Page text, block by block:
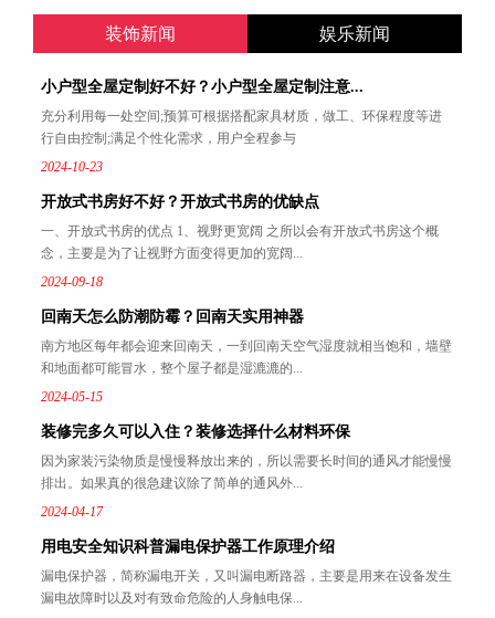
装饰新闻 娱乐新闻
小户型全屋定制好不好？小户型全屋定制注意...
充分利用每一处空间;预算可根据搭配家具材质，做工、环保程度等进
行自由控制;满足个性化需求，用户全程参与
2024-10-23
开放式书房好不好？开放式书房的优缺点
一、开放式书房的优点 1、视野更宽阔 之所以会有开放式书房这个概
念，主要是为了让视野方面变得更加的宽阔...
2024-09-18
回南天怎么防潮防霉？回南天实用神器
南方地区每年都会迎来回南天，一到回南天空气湿度就相当饱和，墙壁
和地面都可能冒水，整个屋子都是湿漉漉的...
2024-05-15
装修完多久可以入住？装修选择什么材料环保
因为家装污染物质是慢慢释放出来的，所以需要长时间的通风才能慢慢
排出。如果真的很急建议除了简单的通风外...
2024-04-17
用电安全知识科普漏电保护器工作原理介绍
漏电保护器，简称漏电开关，又叫漏电断路器，主要是用来在设备发生
漏电故障时以及对有致命危险的人身触电保...